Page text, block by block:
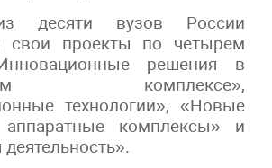
десяти вузов России
свои проекты по четырем
решения в
комплексе»,
технологии», «Новые
комплексы» и